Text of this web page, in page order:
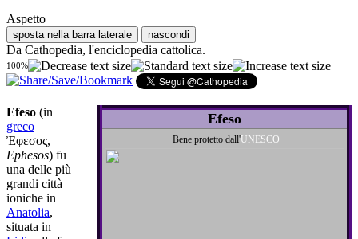
Aspetto
sposta nella barra laterale nascondi
Da Cathopedia, l'enciclopedia cattolica.
100%
Efeso
Bene protetto dall'UNESCO
Efeso (in
greco
Ἐφεσος,
Ephesos) fu
una delle più
grandi città
ioniche in
Anatolia,
situata in